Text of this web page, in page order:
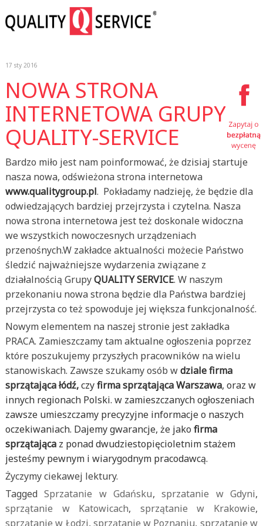
17 sty 2016
NOWA STRONA
INTERNETOWA GRUPY
QUALITY-SERVICE
Bardzo miło jest nam poinformować, że dzisiaj startuje
nasza nowa, odświeżona strona internetowa
www.qualitygroup.pl. Pokładamy nadzieję, że będzie dla
odwiedzających bardziej przejrzysta i czytelna. Nasza
nowa strona internetowa jest też doskonale widoczna
we wszystkich nowoczesnych urządzeniach
przenośnych.W zakładce aktualności możecie Państwo
śledzić najważniejsze wydarzenia związane z
działalnością GrupyQUALITY SERVICE. W naszym
przekonaniu nowa strona będzie dla Państwa bardziej
przejrzysta co też spowoduje jej większa funkcjonalność.
Nowym elementem na naszej stronie jest zakładka
PRACA. Zamieszczamy tam aktualne ogłoszenia poprzez
które poszukujemy przyszłych pracowników na wielu
stanowiskach. Zawsze szukamy osób wdziale firma
sprzątająca łódź,czyfirma sprzątająca Warszawa, oraz w
innych regionach Polski. w zamieszczanych ogłoszeniach
zawsze umieszczamy precyzyjne informacje o naszych
oczekiwaniach. Dajemy gwarancje, że jako firma
sprzątającaz ponad dwudziestopięcioletnim stażem
jesteśmy pewnym i wiarygodnym pracodawcą.
Życzymy ciekawej lektury.
TaggedSprzatanie w Gdańsku,sprzatanie w Gdyni,
sprzątanie w Katowicach, sprzątanie w Krakowie,
sprzątanie w Łodzi, sprzątanie w Poznaniu, sprzątanie w